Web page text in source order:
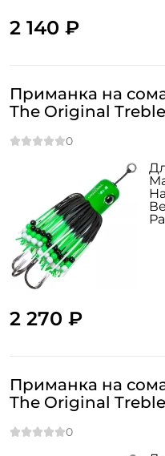
2 140 ₽
Приманка на
The Original
2 270 ₽
Приманка на
The Original
Номер телефона: *
персональных данных